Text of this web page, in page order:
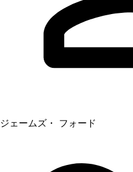
ジェームズ・ フォード